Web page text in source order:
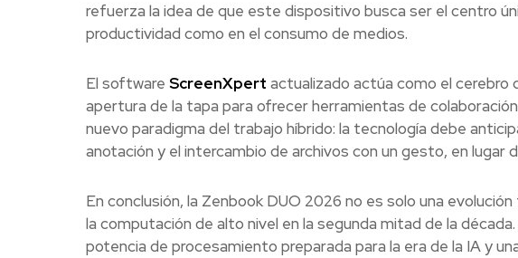
refuerza la idea de que este dispositivo busca ser el centro
productividad como en el consumo de medios.
El software ScreenXpert actualizado actúa como el
apertura de la tapa para ofrecer herramientas de
nuevo paradigma del trabajo híbrido: la tecnología debe
anotación y el intercambio de archivos con un gesto, en lugar
En conclusión, la Zenbook DUO 2026 no es solo una
la computación de alto nivel en la segunda mitad de la
potencia de procesamiento preparada para la era de la IA y